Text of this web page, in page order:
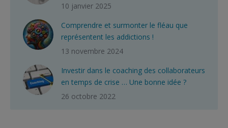
10 janvier 2025
Comprendre et surmonter le fléau que
représentent les addictions !
13 novembre 2024
Investir dans le coaching des collaborateurs
en temps de crise … Une bonne idée ?
26 octobre 2022